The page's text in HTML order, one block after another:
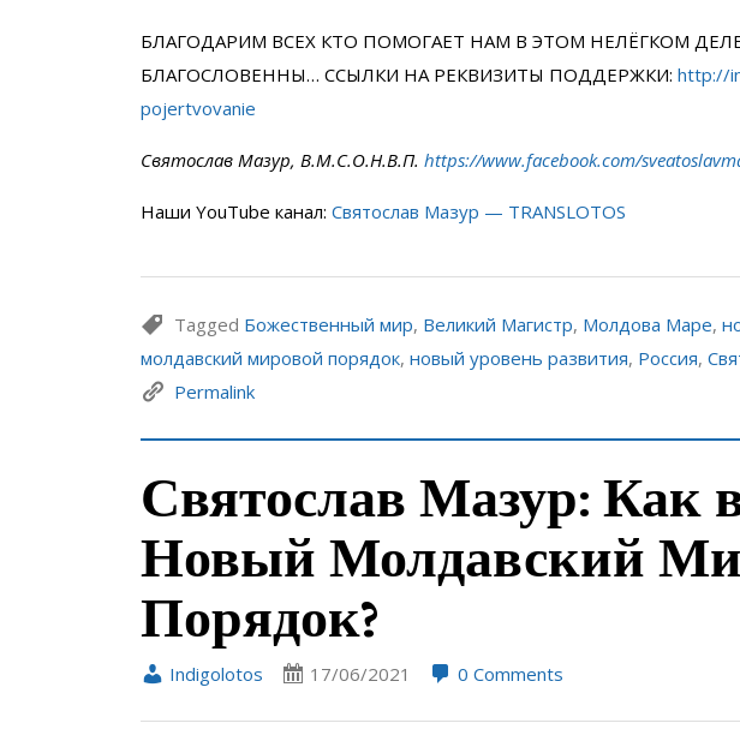
БЛАГОДАРИМ ВСЕХ КТО ПОМОГАЕТ НАМ В ЭТОМ НЕЛЁГКОМ
БЛАГОСЛОВЕННЫ… ССЫЛКИ НА РЕКВИЗИТЫ ПОДДЕРЖКИ: http://
pojertvovanie
Святослав Мазур, В.М.С.О.Н.В.П. https://www.facebook.com/
Наши YouTube канал: Святослав Мазур — TRANSLOTOS
Tagged Божественный мир, Великий Магистр, Молдова Маре,
молдавский мировой порядок, новый уровень развития, Россия,
Permalink
Святослав Мазур: Как
Новый Молдавский
Порядок?
Indigolotos 17/06/2021 0 Comments